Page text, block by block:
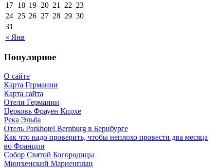
« Янв
17 18 19 20 21 22 23
24 25 26 27 28 29 30
31
Популярное
О сайте
Карта Германии
Карта сайта
Отели Германии
Церковь Фрауен Кирхе
Река Эльба
Отель Parkhotel Bernburg в Бернбурге
Как что надо проверить, чтобы неплохо провести два месяца
во Франции
Собор Святой Богородицы
Мюнхенский Мариенплац